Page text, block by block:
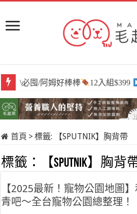
\必囤/阿姆好棒棒 12入組$399
首頁 > 標籤: 【SPUTNIK】胸背帶
標籤： 【SPUTNIK】胸背
【2025最新！寵物公園地圖
青吧～全台寵物公園總整理！